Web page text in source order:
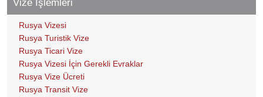
Vize İşlemleri
Rusya Vizesi
Rusya Turistik Vize
Rusya Ticari Vize
Rusya Vizesi İçin Gerekli Evraklar
Rusya Vize Ücreti
Rusya Transit Vize